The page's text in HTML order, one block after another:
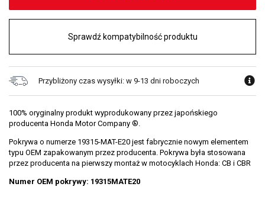
Sprawdź kompatybilność produktu
Przybliżony czas wysyłki: w 9-13 dni roboczych
100% oryginalny produkt wyprodukowany przez japońskiego
producenta Honda Motor Company ®.
Pokrywa o numerze 19315-MAT-E20 jest fabrycznie nowym elementem
typu OEM zapakowanym przez producenta. Pokrywa była stosowana
przez producenta na pierwszy montaż w motocyklach Honda: CB i CBR
Numer OEM pokrywy: 19315MATE20